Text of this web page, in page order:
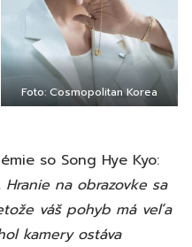
Foto: Cosmopolitan Korea
so Song Hye Kyo:
na obrazovke sa
váš pohyb má veľa
kamery ostáva